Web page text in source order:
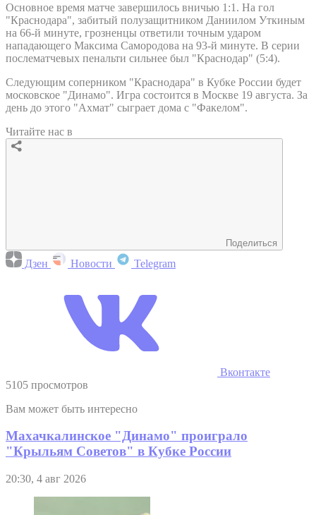
Основное время матче завершилось вничью 1:1. На гол
"Краснодара", забитый полузащитником Даниилом Уткиным
на 66-й минуте, грозненцы ответили точным ударом
нападающего Максима Самородова на 93-й минуте. В серии
послематчевых пенальти сильнее был "Краснодар" (5:4).
Следующим соперником "Краснодара" в Кубке России будет
московское "Динамо". Игра состоится в Москве 19 августа. За
день до этого "Ахмат" сыграет дома с "Факелом".
Читайте нас в
Поделиться
Дзен Новости Telegram
Вконтакте
5105 просмотров
Вам может быть интересно
Махачкалинское "Динамо" проиграло
"Крыльям Советов" в Кубке России
20:30, 4 авг 2026